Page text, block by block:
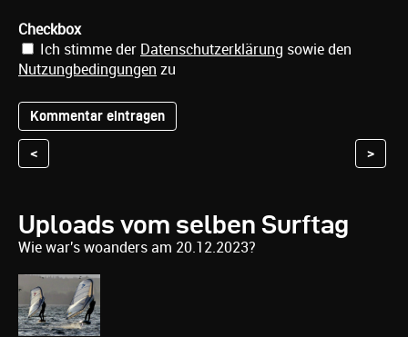
Checkbox
Ich stimme der Datenschutzerklärung sowie den
Nutzungbedingungen zu
< >
Uploads vom selben Surftag
Wie war's woanders am 20.12.2023?